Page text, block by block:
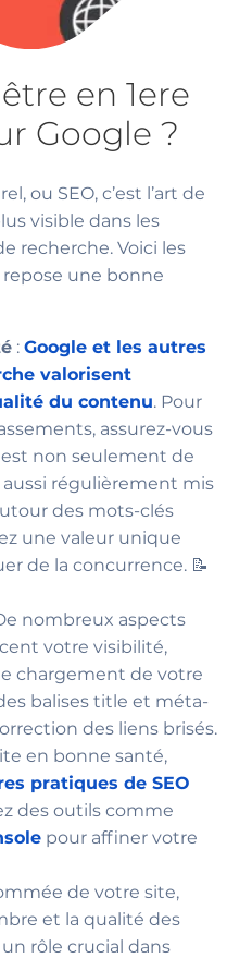
en 1ere
Google ?
ou SEO, c’est l’art de
visible dans les
recherche. Voici les
une bonne
: Google et les autres
valorisent
du contenu. Pour
assurez-vous
non seulement de
régulièrement mis
des mots-clés
une valeur unique
de la concurrence. 📝
nombreux aspects
votre visibilité,
chargement de votre
balises title et méta-
des liens brisés.
en bonne santé,
pratiques de SEO
des outils comme
pour affiner votre
de votre site,
et la qualité des
rôle crucial dans